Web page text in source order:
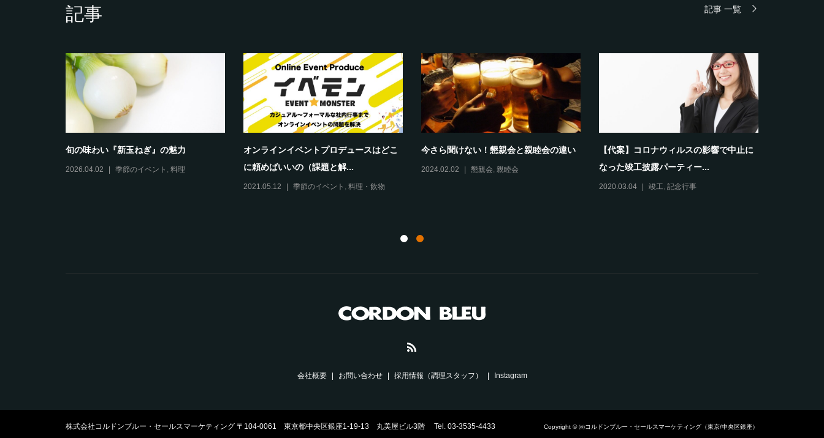
記事 記事 一覧
旬の味わい『新玉ねぎ』の魅力
2026.04.02 季節のイベント , 料理
オンラインイベントプロデュースはどこ
に頼めばいいの（課題と解...
2021.05.12 季節のイベント , 料理・飲物
今さら聞けない！懇親会と親睦会の違い
2024.02.02 懇親会, 親睦会
【代案】コロナウィルスの影響で中止に
なった竣工披露パーティー...
2020.03.04 竣工, 記念行事
会社概要 お問い合わせ 採用情報（調理スタッフ） Instagram
株式会社コルドンブルー・セールスマーケティング 〒104-0061 東京都中央区銀座1-19-13 丸美屋ビル3階 Tel. 03-3535-4433 Copyright © ㈱コルドンブルー・セールスマーケティング（東京/中央区銀座）